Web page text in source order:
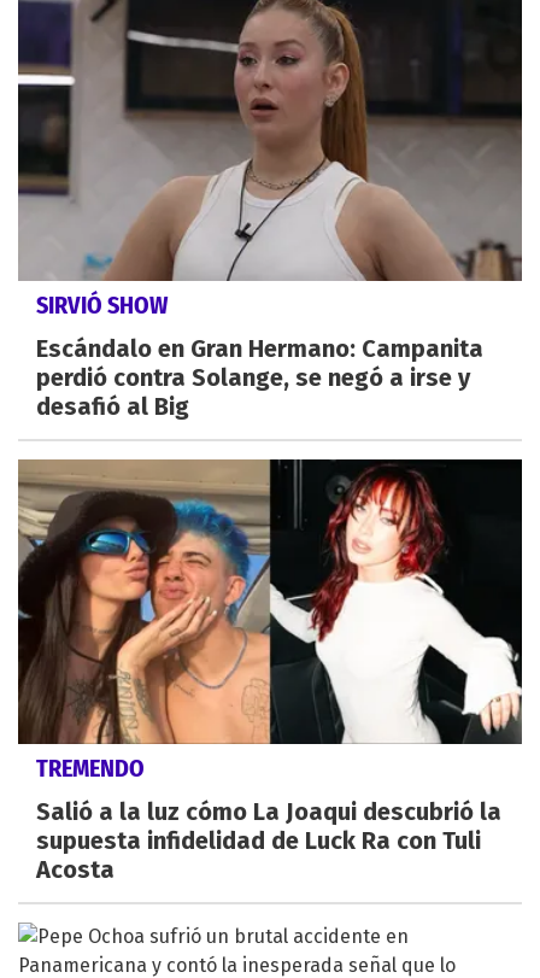
SIRVIÓ SHOW
Escándalo en Gran Hermano: Campanita
perdió contra Solange, se negó a irse y
desafió al Big
TREMENDO
Salió a la luz cómo La Joaqui descubrió la
supuesta infidelidad de Luck Ra con Tuli
Acosta